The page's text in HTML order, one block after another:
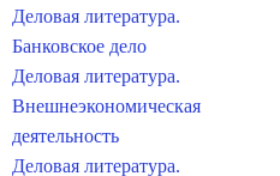
Деловая литература.
Банковское дело
Деловая литература.
Внешнеэкономическая
деятельность
Деловая литература.